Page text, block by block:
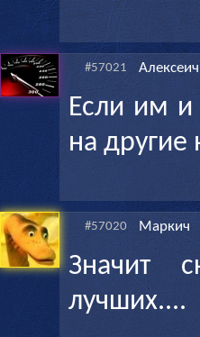
#57021 Алексеич
Если им и
на
#57020 Маркич
Значит
лучших....